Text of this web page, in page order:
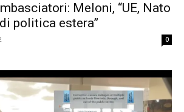
Meloni, “UE, Nato
politica estera”
0